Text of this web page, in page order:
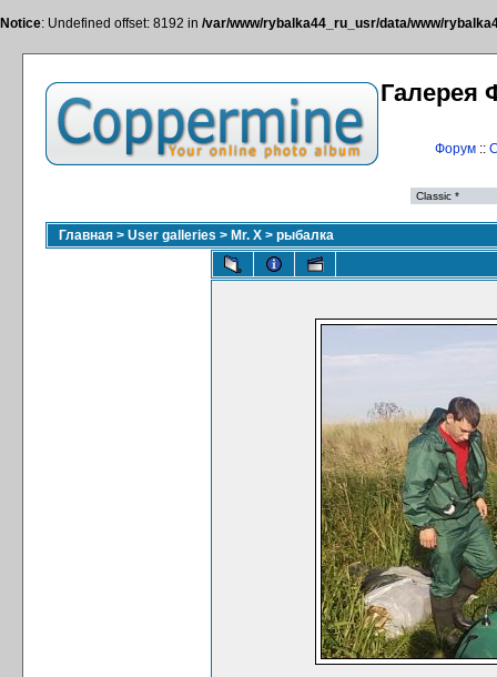
Notice: Undefined offset: 8192 in /var/www/rybalka44_ru_usr/data/www/
Галерея
Форум::
Главная > User galleries > Mr. X > рыбалка